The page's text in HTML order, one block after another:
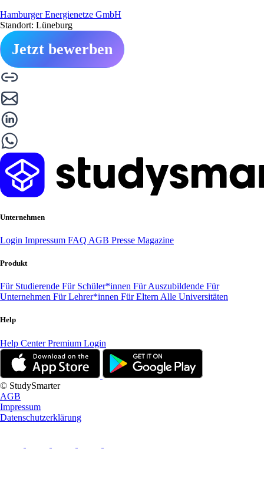
Hamburger Energienetze GmbH
Standort: Lüneburg
Jetzt bewerben
Unternehmen
Login Impressum FAQ AGB Presse Magazine
Produkt
Für Studierende Für Schüler*innen Für Auszubildende Für
Unternehmen Für Lehrer*innen Für Eltern Alle Universitäten
Help
Help CenterPremium Login
© StudySmarter
AGB
Impressum
Datenschutzerklärung